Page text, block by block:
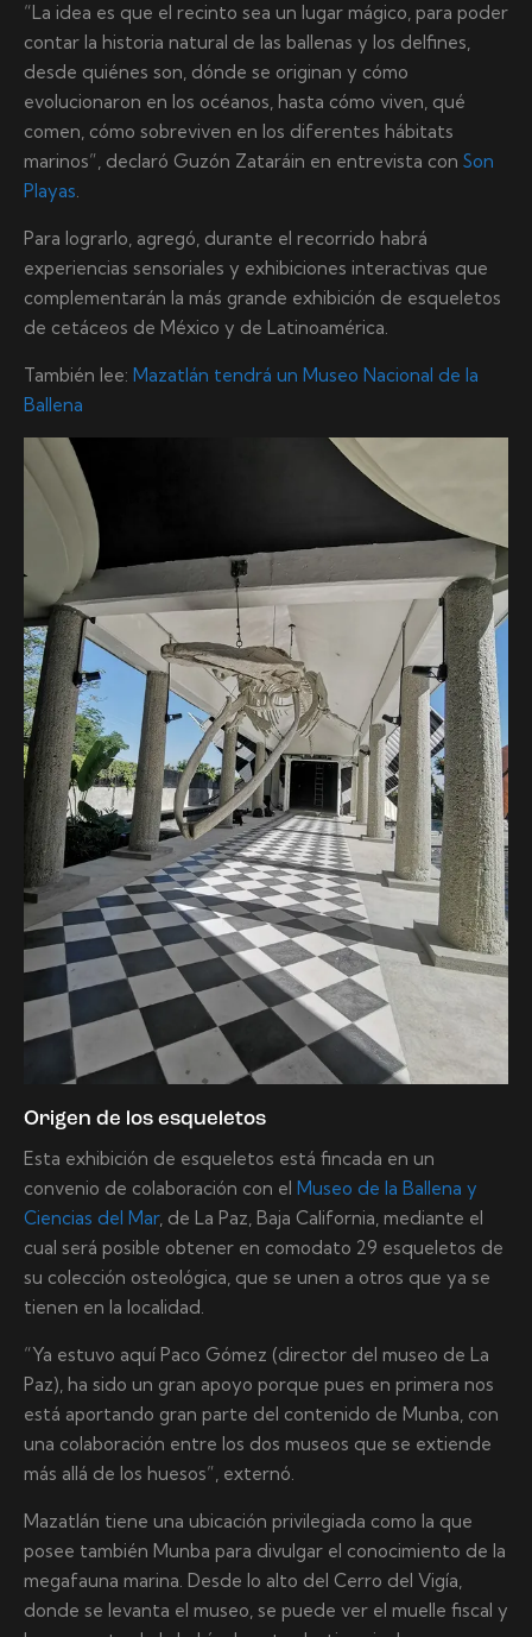
“La idea es que el recinto sea un lugar mágico, para poder
contar la historia natural de las ballenas y los delfines,
desde quiénes son, dónde se originan y cómo
evolucionaron en los océanos, hasta cómo viven, qué
comen, cómo sobreviven en los diferentes hábitats
marinos”, declaró Guzón Zataráin en entrevista con Son
Playas.
Para lograrlo, agregó, durante el recorrido habrá
experiencias sensoriales y exhibiciones interactivas que
complementarán la más grande exhibición de esqueletos
de cetáceos de México y de Latinoamérica.
También lee: Mazatlán tendrá un Museo Nacional de la
Ballena
Origen de los esqueletos
Esta exhibición de esqueletos está fincada en un
convenio de colaboración con el Museo de la Ballena y
Ciencias del Mar, de La Paz, Baja California, mediante el
cual será posible obtener en comodato 29 esqueletos de
su colección osteológica, que se unen a otros que ya se
tienen en la localidad.
“Ya estuvo aquí Paco Gómez (director del museo de La
Paz), ha sido un gran apoyo porque pues en primera nos
está aportando gran parte del contenido de Munba, con
una colaboración entre los dos museos que se extiende
más allá de los huesos”, externó.
Mazatlán tiene una ubicación privilegiada como la que
posee también Munba para divulgar el conocimiento de la
megafauna marina. Desde lo alto del Cerro del Vigía,
donde se levanta el museo, se puede ver el muelle fiscal y